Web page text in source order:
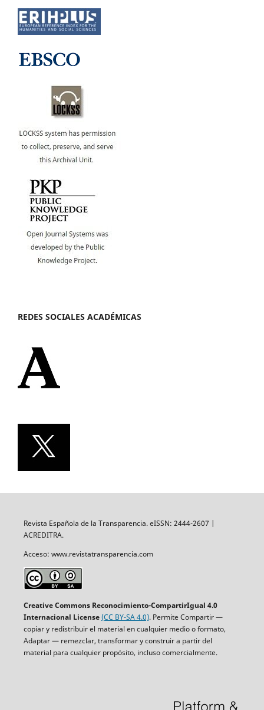
REDES SOCIALES ACADÉMICAS
Revista Española de la Transparencia. eISSN: 2444-2607 |
ACREDITRA.
Acceso: www.revistatransparencia.com
Creative Commons Reconocimiento-CompartirIgual 4.0
Internacional License(CC BY-SA 4.0). Permite Compartir —
copiar y redistribuir el material en cualquier medio o formato,
Adaptar — remezclar, transformar y construir a partir del
material para cualquier propósito, incluso comercialmente.